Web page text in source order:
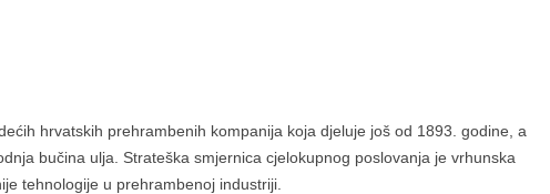
hrvatskih prehrambenih kompanija koja djeluje još od 1893. godine, a
bučina ulja. Strateška smjernica cjelokupnog poslovanja je vrhunska
tehnologije u prehrambenoj industriji.